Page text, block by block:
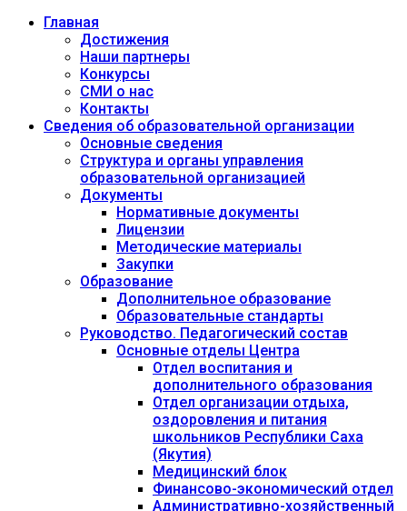
Главная
Достижения
Наши партнеры
Конкурсы
СМИ о нас
Контакты
Сведения об образовательной организации
Основные сведения
Структура и органы управления
образовательной организацией
Документы
Нормативные документы
Лицензии
Методические материалы
Закупки
Образование
Дополнительное образование
Образовательные стандарты
Руководство. Педагогический состав
Основные отделы Центра
Отдел воспитания и
дополнительного образования
Отдел организации отдыха,
оздоровления и питания
школьников Республики Саха
(Якутия)
Медицинский блок
Финансово-экономический отдел
Административно-хозяйственный